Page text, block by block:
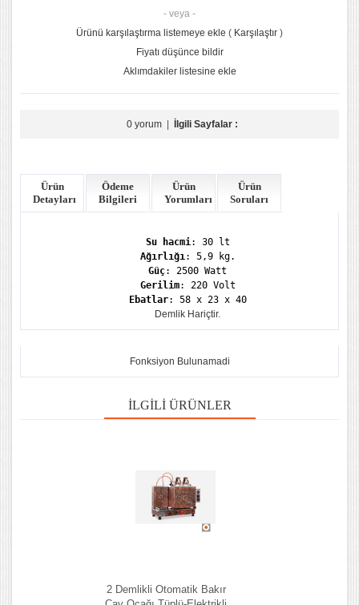
- veya -
Ürünü karşılaştırma listemeye ekle ( Karşılaştır )
Fiyatı düşünce bildir
Aklımdakiler listesine ekle
0 yorum| İlgili Sayfalar :
Ürün
Detayları
Ödeme
Bilgileri
Ürün
Yorumları
Ürün
Soruları
Su hacmi: 30 lt
Ağırlığı: 5,9 kg.
Güç: 2500 Watt
Gerilim: 220 Volt
Ebatlar: 58 x 23 x 40
Demlik Hariçtir.
Fonksiyon Bulunamadi
İLGILI ÜRÜNLER
2 Demlikli Otomatik Bakır